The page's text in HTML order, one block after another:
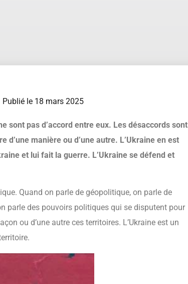
Publié le 18 mars 2025
sont pas d’accord entre eux. Les désaccords sont
manière ou d’une autre. L’Ukraine en est
et lui fait la guerre. L’Ukraine se défend et
Quand on parle de géopolitique, on parle de
parle des pouvoirs politiques qui se disputent pour
ou d’une autre ces territoires. L’Ukraine est un